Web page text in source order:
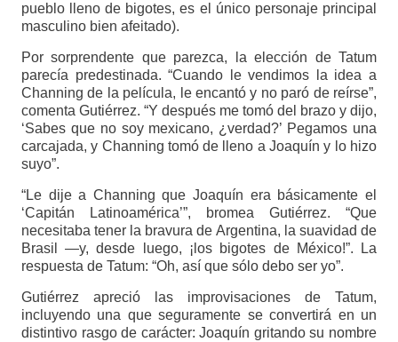
pueblo lleno de bigotes, es el único personaje principal
masculino bien afeitado).
Por sorprendente que parezca, la elección de Tatum
parecía predestinada. “Cuando le vendimos la idea a
Channing de la película, le encantó y no paró de reírse”,
comenta Gutiérrez. “Y después me tomó del brazo y dijo,
‘Sabes que no soy mexicano, ¿verdad?’ Pegamos una
carcajada, y Channing tomó de lleno a Joaquín y lo hizo
suyo”.
“Le dije a Channing que Joaquín era básicamente el
‘Capitán Latinoamérica’”, bromea Gutiérrez. “Que
necesitaba tener la bravura de Argentina, la suavidad de
Brasil —y, desde luego, ¡los bigotes de México!”. La
respuesta de Tatum: “Oh, así que sólo debo ser yo”.
Gutiérrez apreció las improvisaciones de Tatum,
incluyendo una que seguramente se convertirá en un
distintivo rasgo de carácter: Joaquín gritando su nombre